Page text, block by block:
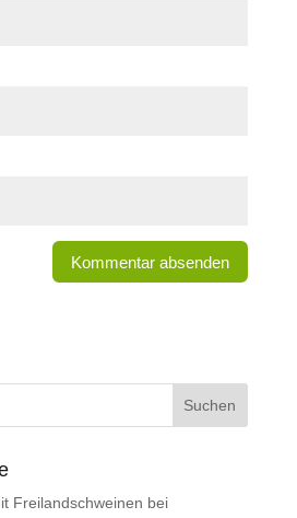
Freilandschweinen bei